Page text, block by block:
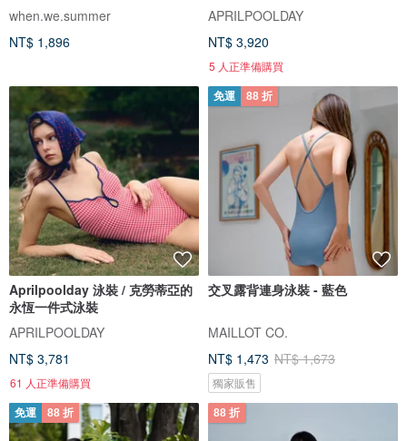
when.we.summer
NT$ 1,896
APRILPOOLDAY
NT$ 3,920
5 人正準備購買
Aprilpoolday 泳裝 / 克勞蒂亞的
永恆一件式泳裝
APRILPOOLDAY
NT$ 3,781
61 人正準備購買
免運 88 折
交叉露背連身泳裝 - 藍色
MAILLOT CO.
NT$ 1,473 NT$ 1,673
獨家販售
免運 88 折 88 折